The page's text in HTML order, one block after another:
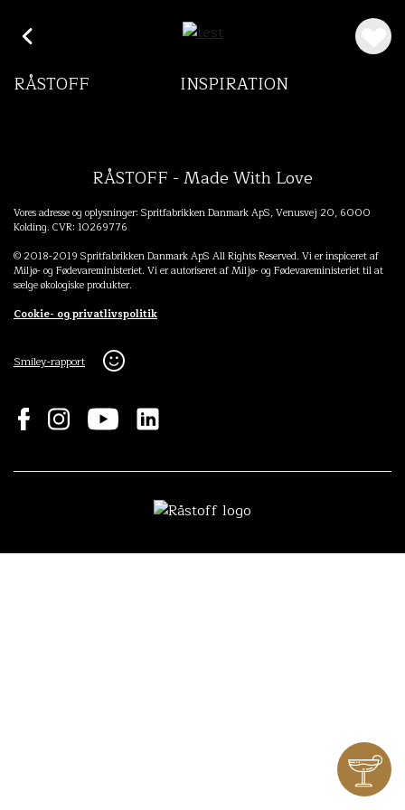
RÅSTOFF INSPIRATION
RÅSTOFF - Made With Love
Vores adresse og oplysninger: Spritfabrikken Danmark ApS, Venusvej 20, 6000
Kolding. CVR: 10269776
© 2018-2019 Spritfabrikken Danmark ApS All Rights Reserved. Vi er inspiceret af
Miljø- og Fødevareministeriet. Vi er autoriseret af Miljø- og Fødevareministeriet til at
sælge økologiske produkter.
Cookie- og privatlivspolitik
Smiley-rapport